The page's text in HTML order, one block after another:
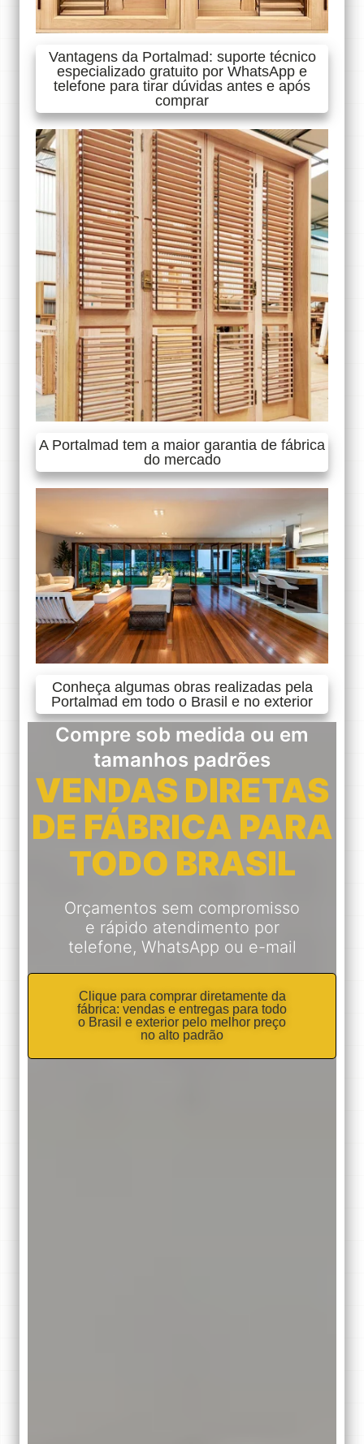
Vantagens da Portalmad: suporte técnico
especializado gratuito por WhatsApp e
telefone para tirar dúvidas antes e após
comprar
A Portalmad tem a maior garantia de fábrica
do mercado
Conheça algumas obras realizadas pela
Portalmad em todo o Brasil e no exterior
Compre sob medida ou em
tamanhos padrões
VENDAS DIRETAS
DE FÁBRICA PARA
TODO BRASIL
Orçamentos sem compromisso
e rápido atendimento por
telefone, WhatsApp ou e-mail
Clique para comprar diretamente da
fábrica: vendas e entregas para todo
o Brasil e exterior pelo melhor preço
no alto padrão